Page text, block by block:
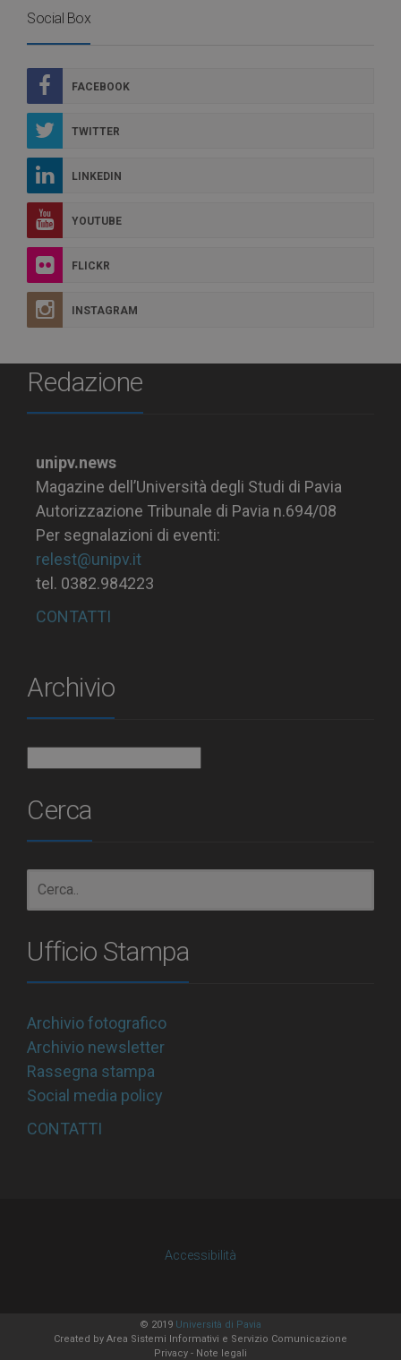
Social Box
FACEBOOK
TWITTER
LINKEDIN
YOUTUBE
FLICKR
INSTAGRAM
Redazione
unipv.news
Magazine dell’Università degli Studi di Pavia
Autorizzazione Tribunale di Pavia n.694/08
Per segnalazioni di eventi:
relest@unipv.it
tel. 0382.984223
CONTATTI
Archivio
Cerca
Ufficio Stampa
Archivio fotografico
Archivio newsletter
Rassegna stampa
Social media policy
CONTATTI
Accessibilità
© 2019 Università di Pavia
Created by Area Sistemi Informativi e Servizio Comunicazione
Privacy - Note legali